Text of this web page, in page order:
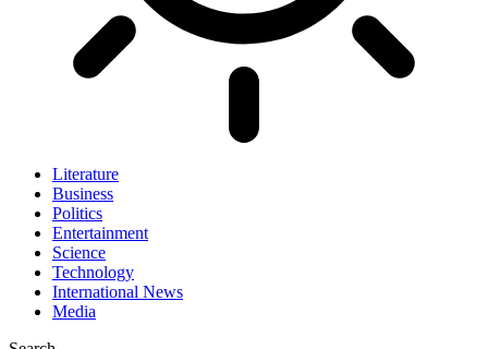
Literature
Business
Politics
Entertainment
Science
Technology
International News
Media